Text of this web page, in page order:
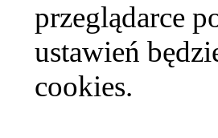
przeglądarce
ustawień
cookies.